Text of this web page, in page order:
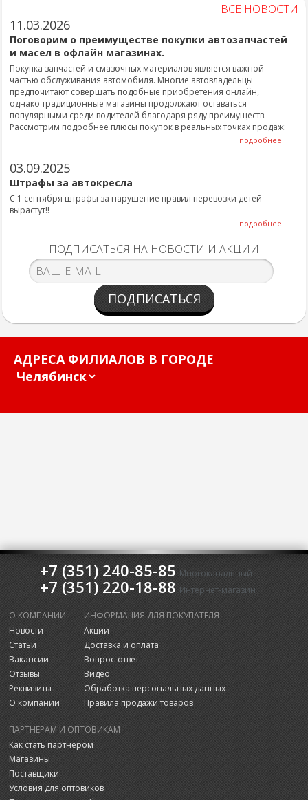
ВСЕ НОВОСТИ
11.03.2026
Поговорим о преимуществе покупки автозапчастей
и масел в офлайн магазинах.
Покупка запчастей и смазочных материалов является важной
частью обслуживания автомобиля. Многие автовладельцы
предпочитают совершать подобные приобретения онлайн,
однако традиционные магазины продолжают оставаться
популярными среди водителей благодаря ряду преимуществ.
Рассмотрим подробнее плюсы покупок в реальных точках продаж:
подробнее...
03.09.2025
Штрафы за автокресла
С 1 сентября штрафы за нарушение правил перевозки детей
вырастут!!
подробнее...
ПОДПИСАТЬСЯ НА НОВОСТИ И АКЦИИ
ПОДПИСАТЬСЯ
АДРЕСА ФИЛИАЛОВ В ГОРОДЕ
+7 (351) 240-85-85 Многоканальный
+7 (351) 220-18-88 Интернет-магазин
О КОМПАНИИ
Новости
Статьи
Вакансии
Отзывы
Реквизиты
О компании
ИНФОРМАЦИЯ ДЛЯ ПОКУПАТЕЛЯ
Акции
Доставка и оплата
Вопрос-ответ
Видео
Обработка персональных данных
Правила продажи товаров
ПАРТНЕРАМ И ОПТОВИКАМ
Как стать партнером
Магазины
Поставщики
Условия для оптовиков